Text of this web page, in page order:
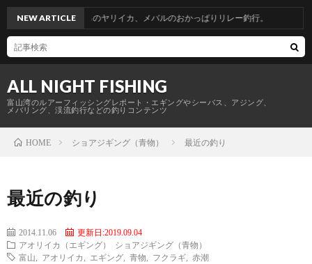
ALL NIGHT FISHING
富山湾のルアーフィッシングレポート・エギングやシーバス、アジング、
メバリング、渓流釣行などの釣りコンテンツ
NEW ARTICLE
行。青物からのヤリイカ、メバルのおかっぱりリレー釣行。
HOME ショアジギング（青物） 最近の釣り
最近の釣り
2014.11.06
更新日:2019.09.04
アオリイカ（エギング）
ショアジギング（青物）
富山
アオリイカ エギング 青物 フクラギ 赤潮